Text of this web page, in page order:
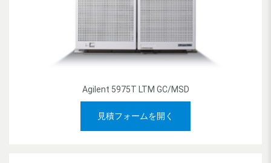
Agilent 5975T LTM GC/MSD
見積フォームを開く